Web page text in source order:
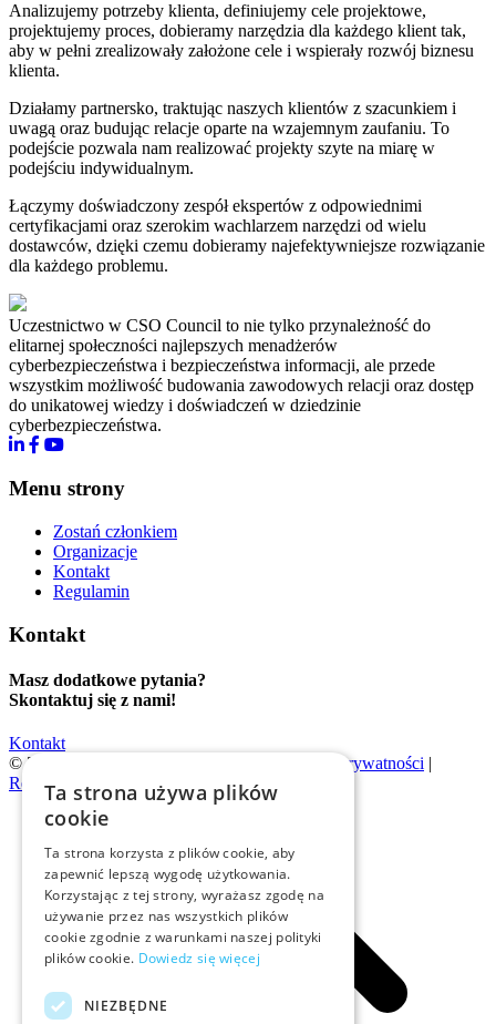
Analizujemy potrzeby klienta, definiujemy cele projektowe,
projektujemy proces, dobieramy narzędzia dla każdego klient tak,
aby w pełni zrealizowały założone cele i wspierały rozwój biznesu
klienta.
Działamy partnersko, traktując naszych klientów z szacunkiem i
uwagą oraz budując relacje oparte na wzajemnym zaufaniu. To
podejście pozwala nam realizować projekty szyte na miarę w
podejściu indywidualnym.
Łączymy doświadczony zespół ekspertów z odpowiednimi
certyfikacjami oraz szerokim wachlarzem narzędzi od wielu
dostawców, dzięki czemu dobieramy najefektywniejsze rozwiązanie
dla każdego problemu.
Uczestnictwo w CSO Council to nie tylko przynależność do
elitarnej społeczności najlepszych menadżerów
cyberbezpieczeństwa i bezpieczeństwa informacji, ale przede
wszystkim możliwość budowania zawodowych relacji oraz dostęp
do unikatowej wiedzy i doświadczeń w dziedzinie
cyberbezpieczeństwa.
Menu strony
Zostań członkiem
Organizacje
Kontakt
Regulamin
Kontakt
Masz dodatkowe pytania?
Skontaktuj się z nami!
Kontakt
© 2026 | Evention |
Polityka prywatności |
RegulaminTa strona używa plików
cookie
Ta strona korzysta z plików cookie, aby
zapewnić lepszą wygodę użytkowania.
Korzystając z tej strony, wyrażasz zgodę na
używanie przez nas wszystkich plików
cookie zgodnie z warunkami naszej polityki
plików cookie. Dowiedz się więcej
NIEZBĘDNE